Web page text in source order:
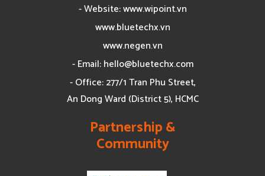
- Website: www.wipoint.vn
www.bluetechx.vn
www.negen.vn
- Email:hello@bluetechx.com
- Office: 277/1 Tran Phu Street,
An Dong Ward (District 5), HCMC
Partnership &
Community